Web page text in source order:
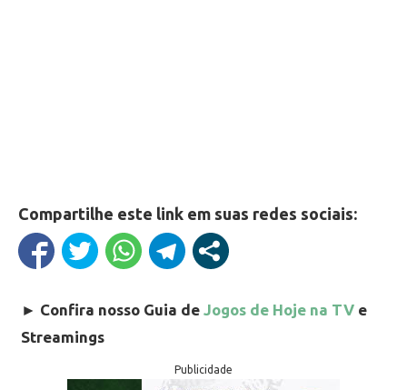
Compartilhe este link em suas redes sociais:
► Confira nosso Guia de Jogos de Hoje na TV e
Streamings
Publicidade